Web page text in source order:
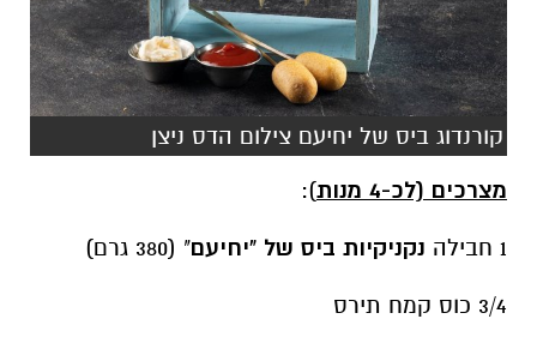
קורנדוג ביס של יחיעם צילום הדס ניצן
מצרכים (לכ-4 מנות ):
1 חבילה נקניקיות ביס של "יחיעם " (380 גרם)
3/4 כוס קמח תירס